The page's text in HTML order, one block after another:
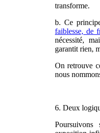
transforme.
b. Ce
faiblesse, de
nécessité,
garantit rien,
On retrouve
nous
6. Deux